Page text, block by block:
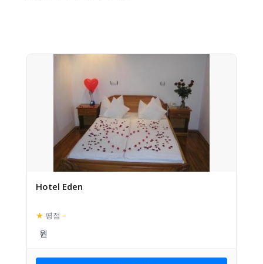
Hotel Eden
★ 평점 –